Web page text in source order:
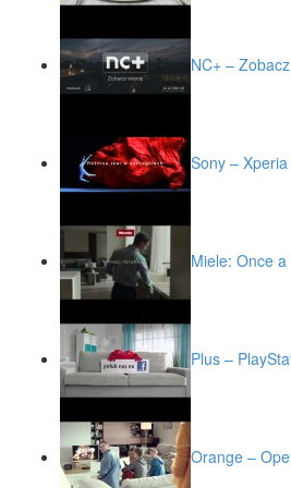
NC+ –
Sony –
Miele: Once
Plus –
Orange –